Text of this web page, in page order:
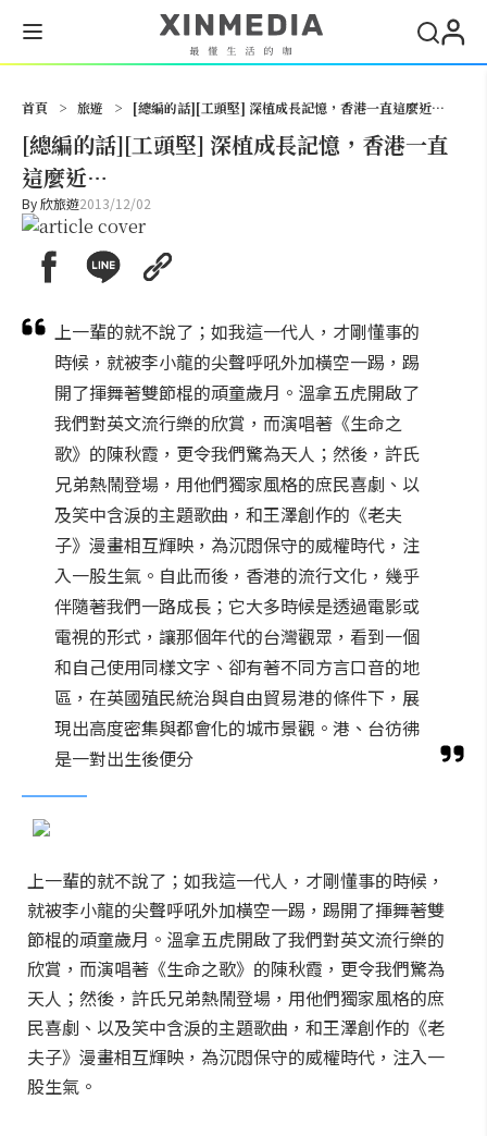
首頁 > 旅遊 > [總編的話][工頭堅] 深植成長記憶，香港一直這麼近…
[總編的話][工頭堅] 深植成長記憶，香港一直
這麼近…
By欣旅遊2013/12/02
上一輩的就不說了；如我這一代人，才剛懂事的
時候，就被李小龍的尖聲呼吼外加橫空一踢，踢
開了揮舞著雙節棍的頑童歲月。溫拿五虎開啟了
我們對英文流行樂的欣賞，而演唱著《生命之
歌》的陳秋霞，更令我們驚為天人；然後，許氏
兄弟熱鬧登場，用他們獨家風格的庶民喜劇、以
及笑中含淚的主題歌曲，和王澤創作的《老夫
子》漫畫相互輝映，為沉悶保守的威權時代，注
入一股生氣。自此而後，香港的流行文化，幾乎
伴隨著我們一路成長；它大多時候是透過電影或
電視的形式，讓那個年代的台灣觀眾，看到一個
和自己使用同樣文字、卻有著不同方言口音的地
區，在英國殖民統治與自由貿易港的條件下，展
現出高度密集與都會化的城市景觀。港、台彷彿
是一對出生後便分
上一輩的就不說了；如我這一代人，才剛懂事的時候，
就被李小龍的尖聲呼吼外加橫空一踢，踢開了揮舞著雙
節棍的頑童歲月。溫拿五虎開啟了我們對英文流行樂的
欣賞，而演唱著《生命之歌》的陳秋霞，更令我們驚為
天人；然後，許氏兄弟熱鬧登場，用他們獨家風格的庶
民喜劇、以及笑中含淚的主題歌曲，和王澤創作的《老
夫子》漫畫相互輝映，為沉悶保守的威權時代，注入一
股生氣。